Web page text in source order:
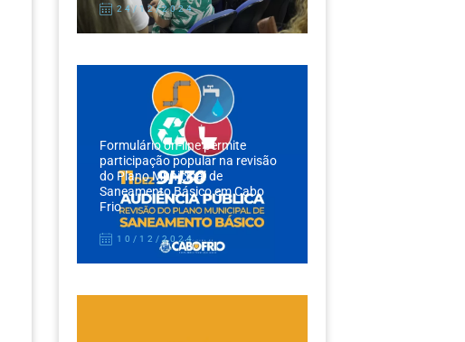
24/12/2024
Formulário on-line permite
participação popular na revisão
do Plano Municipal de
Saneamento Básico em Cabo
Frio
10/12/2024